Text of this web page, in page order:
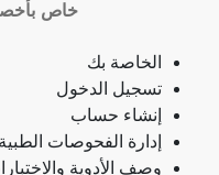
فقدان حاسة الشم
جمرة (أنثراكس)
لامبالاة
خاص
الخاصة بك
تسجيل الدخول
إنشاء حساب
إدارة الفحوصات الطبية
وصف الأدوية